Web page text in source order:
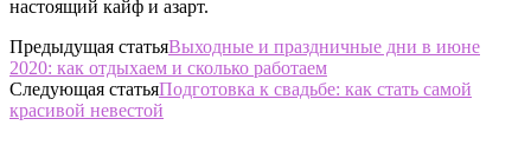
настоящий кайф и азарт.
Предыдущая статьяВыходные и праздничные дни в июне
2020: как отдыхаем и сколько работаем
Следующая статьяПодготовка к свадьбе: как стать самой
красивой невестой